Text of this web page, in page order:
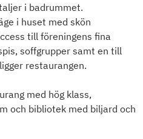
i badrummet.
i huset med skön
till föreningens fina
soffgrupper samt en till
restaurangen.
med hög klass,
och bibliotek med biljard och